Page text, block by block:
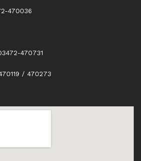
470036
470731
/ 470273